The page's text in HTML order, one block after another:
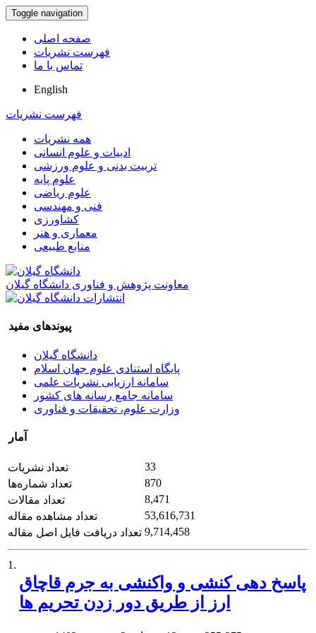
Toggle navigation
صفحه اصلی
فهرست نشریات
تماس با ما
English
فهرست نشریات
همه نشریات
ادبیات و علوم انسانی
تربیت بدنی و علوم ورزشی
علوم پایه
علوم ریاضی
فنی و مهندسی
کشاورزی
معماری و هنر
منابع طبیعی
معاونت پژوهش و فناوری دانشگاه گیلان
پیوندهای مفید
دانشگاه گیلان
پایگاه استنادی علوم جهان اسلام
سامانه ارزیابی نشریات علمی
سامانه جامع رسانه های کشور
وزارت علوم، تحقیقات و فناوری
آمار
تعداد نشریات
33
تعداد شماره‌ها
870
تعداد مقالات
8,471
تعداد مشاهده مقاله
53,616,731
تعداد دریافت فایل اصل مقاله 9,714,458
1.
پاسخ دهی کنشی و واکنشی به جرم قاچاق
ارز از طریق دور زدن تحریم ها